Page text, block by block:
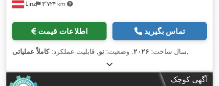
Linz ۳٬۷۲۴ km
اطلاعات قیمت تماس بگیرید
سال ساخت: ۲۰۲۶, وضعیت: نو, قابلیت عملکرد:کاملاً عملیاتی ,
آگهی کوچک